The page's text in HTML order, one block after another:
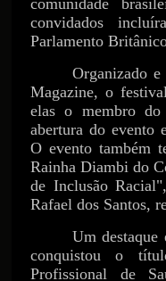
comunidade
convidados
Parlamento
Organizado
Magazine, o
elas o membro
abertura do evento
O evento também
Rainha Diambi do
de Inclusão
Rafael dos Santos,
Um destaque
conquistou o
Profissional de